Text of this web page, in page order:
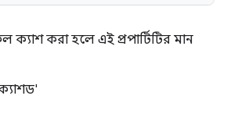
ক্যাশ করা হলে এই প্রপার্টিটির মান